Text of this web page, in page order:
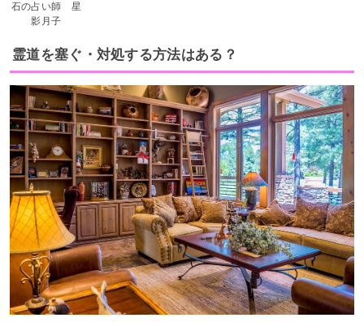
石の占い師 星
影月子
霊道を塞ぐ・対処する方法はある？